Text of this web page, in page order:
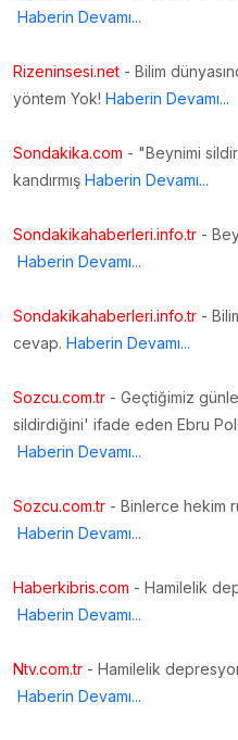
Haberin Devamı...
Rizeninsesi.net - Bilim
yöntem Yok! Haberin Devamı...
Sondakika.com - "Beynimi
kandırmış Haberin Devamı...
Sondakikahaberleri.info.tr -
Haberin Devamı...
Sondakikahaberleri.info.tr -
cevap. Haberin Devamı...
Sozcu.com.tr - Geçtiğimiz
sildirdiğini' ifade eden Ebru
Haberin Devamı...
Sozcu.com.tr - Binlerce hekim
Haberin Devamı...
Haberkibris.com - Hamilelik
Haberin Devamı...
Ntv.com.tr - Hamilelik
Haberin Devamı...